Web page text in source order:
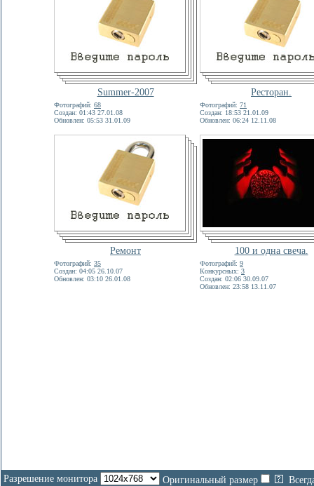
Summer-2007 Ресторан.
Фотографий: 68
Создан: 01:43 27.01.08
Обновлен: 05:53 31.01.09
Фотографий: 71
Создан: 18:53 21.01.09
Обновлен: 06:24 12.11.08
Ремонт 100 и одна свеча.
Фотографий: 35
Создан: 04:05 26.10.07
Обновлен: 03:10 26.01.08
Фотографий: 9
Конкурсных: 3
Создан: 02:06 30.09.07
Обновлен: 23:58 13.11.07
Разрешение монитора Оригинальный размер